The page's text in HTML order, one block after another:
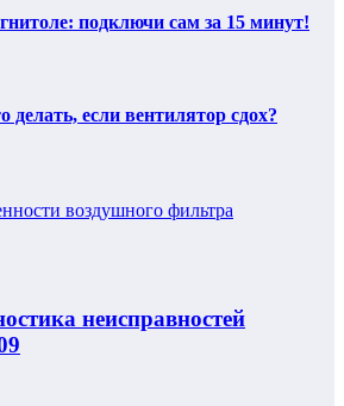
подключи сам за 15 минут!
делать, если вентилятор сдох?
неисправностей